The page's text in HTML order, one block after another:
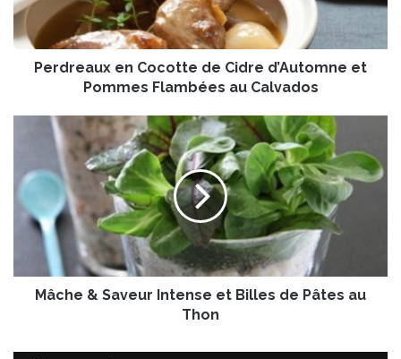
a
x
C
e
Perdreaux en Cocotte de Cidre d’Automne et
Pommes Flambées au Calvados
h
v
I
Mâche & Saveur Intense et Billes de Pâtes au
Thon